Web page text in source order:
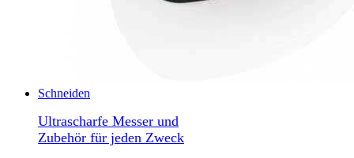
Schneiden
Ultrascharfe Messer und
Zubehör für jeden Zweck